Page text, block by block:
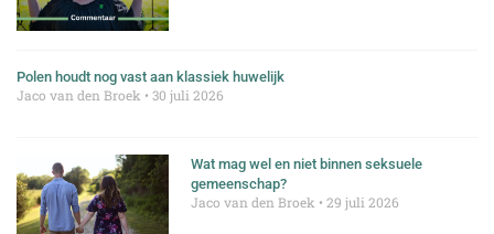
Polen houdt nog vast aan klassiek huwelijk
Jaco van den Broek 30 juli 2026
Wat mag wel en niet binnen seksuele
gemeenschap?
Jaco van den Broek 29 juli 2026